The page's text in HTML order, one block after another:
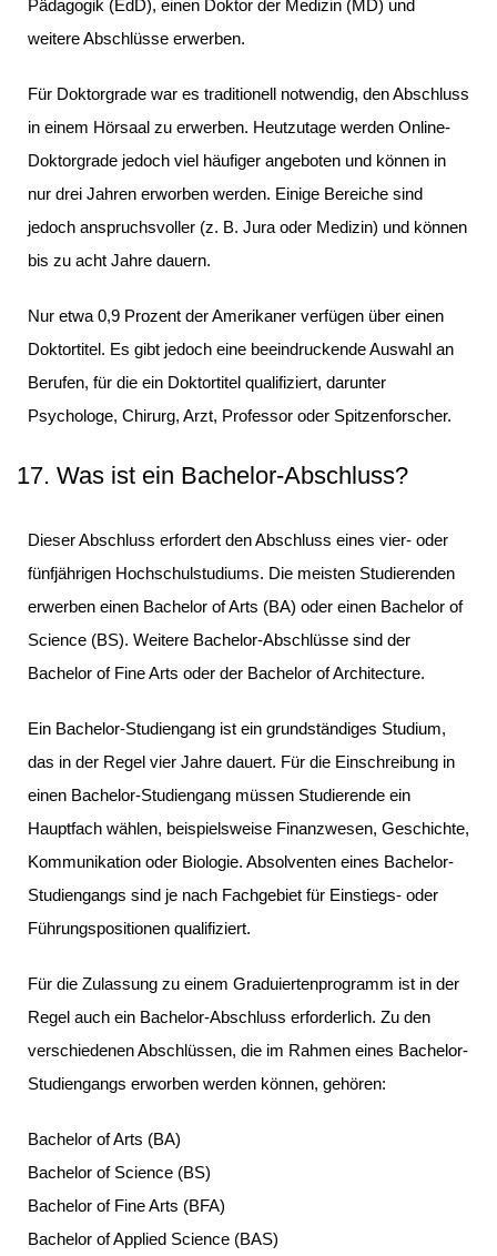
Pädagogik (EdD), einen Doktor der Medizin (MD) und
weitere Abschlüsse erwerben.
Für Doktorgrade war es traditionell notwendig, den Abschluss
in einem Hörsaal zu erwerben. Heutzutage werden Online-
Doktorgrade jedoch viel häufiger angeboten und können in
nur drei Jahren erworben werden. Einige Bereiche sind
jedoch anspruchsvoller (z. B. Jura oder Medizin) und können
bis zu acht Jahre dauern.
Nur etwa 0,9 Prozent der Amerikaner verfügen über einen
Doktortitel. Es gibt jedoch eine beeindruckende Auswahl an
Berufen, für die ein Doktortitel qualifiziert, darunter
Psychologe, Chirurg, Arzt, Professor oder Spitzenforscher.
17. Was ist ein Bachelor-Abschluss?
Dieser Abschluss erfordert den Abschluss eines vier- oder
fünfjährigen Hochschulstudiums. Die meisten Studierenden
erwerben einen Bachelor of Arts (BA) oder einen Bachelor of
Science (BS). Weitere Bachelor-Abschlüsse sind der
Bachelor of Fine Arts oder der Bachelor of Architecture.
Ein Bachelor-Studiengang ist ein grundständiges Studium,
das in der Regel vier Jahre dauert. Für die Einschreibung in
einen Bachelor-Studiengang müssen Studierende ein
Hauptfach wählen, beispielsweise Finanzwesen, Geschichte,
Kommunikation oder Biologie. Absolventen eines Bachelor-
Studiengangs sind je nach Fachgebiet für Einstiegs- oder
Führungspositionen qualifiziert.
Für die Zulassung zu einem Graduiertenprogramm ist in der
Regel auch ein Bachelor-Abschluss erforderlich. Zu den
verschiedenen Abschlüssen, die im Rahmen eines Bachelor-
Studiengangs erworben werden können, gehören:
Bachelor of Arts (BA)
Bachelor of Science (BS)
Bachelor of Fine Arts (BFA)
Bachelor of Applied Science (BAS)